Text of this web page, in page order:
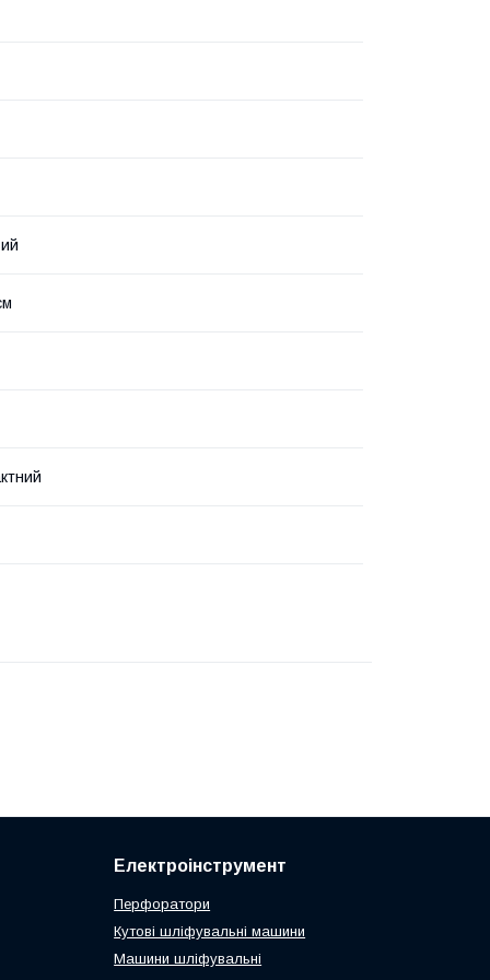
Електроінструмент
Перфоратори
Кутові шліфувальні машини
Машини шліфувальні